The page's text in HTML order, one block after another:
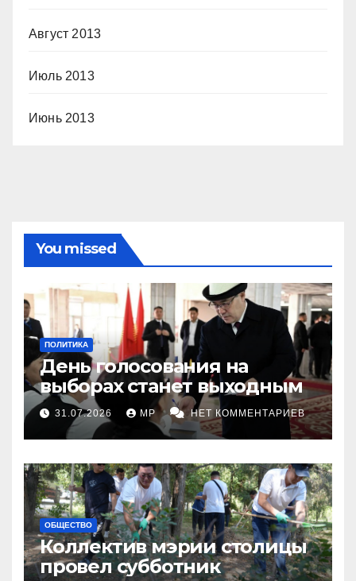
Август 2013
Июль 2013
Июнь 2013
You missed
ПОЛИТИКА
День голосования на
выборах станет выходным
31.07.2026 MP НЕТ КОММЕНТАРИЕВ
ОБЩЕСТВО
Коллектив мэрии столицы
провел субботник